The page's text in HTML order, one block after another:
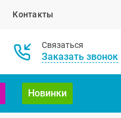
Контакты
Связаться
Заказать звонок
Новинки